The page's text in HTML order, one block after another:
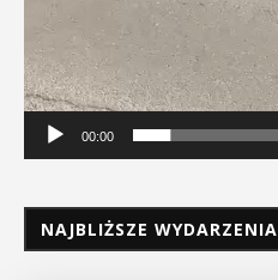
00:00
NAJBLIŻSZE WYDARZENIA